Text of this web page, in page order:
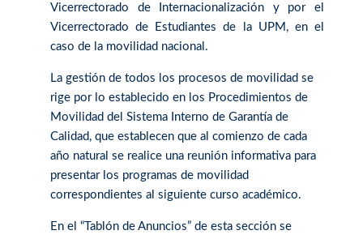
Vicerrectorado de Internacionalización y por el
Vicerrectorado de Estudiantes de la UPM, en el
caso de la movilidad nacional.
La gestión de todos los procesos de movilidad se
rige por lo establecido en los Procedimientos de
Movilidad del Sistema Interno de Garantía de
Calidad, que establecen que al comienzo de cada
año natural se realice una reunión informativa para
presentar los programas de movilidad
correspondientes al siguiente curso académico.
En el “Tablón de Anuncios” de esta sección se